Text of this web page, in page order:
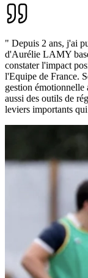
" Depuis 2 ans, j'ai
d'Aurélie LAMY
constater l'impact
l'Equipe de France.
gestion émotionnelle
aussi des outils de
leviers importants